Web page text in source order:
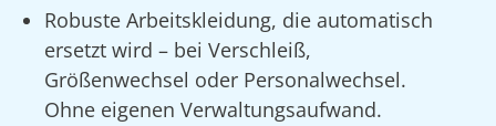
Robuste Arbeitskleidung, die automatisch
ersetzt wird – bei Verschleiß,
Größenwechsel oder Personalwechsel.
Ohne eigenen Verwaltungsaufwand.